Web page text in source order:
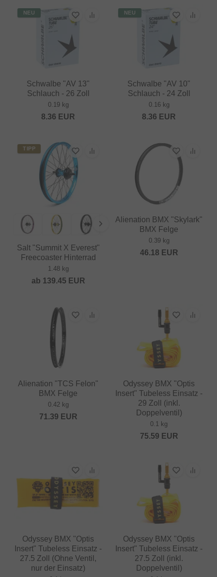
NEU
Schwalbe "AV 13"
Schlauch - 26 Zoll
0.19 kg
8.36 EUR
NEU
Schwalbe "AV 10"
Schlauch - 24 Zoll
0.16 kg
8.36 EUR
TIPP
Salt "Summit X Everest"
Freecoaster Hinterrad
1.48 kg
ab 139.45 EUR
Alienation BMX "Skylark"
BMX Felge
0.39 kg
46.18 EUR
Alienation "TCS Felon"
BMX Felge
0.42 kg
71.39 EUR
Odyssey BMX "Optis
Insert" Tubeless Einsatz -
29 Zoll (inkl.
Doppelventil)
0.1 kg
75.59 EUR
Odyssey BMX "Optis
Insert" Tubeless Einsatz -
27.5 Zoll (Ohne Ventil,
nur der Einsatz)
Odyssey BMX "Optis
Insert" Tubeless Einsatz -
27.5 Zoll (inkl.
Doppelventil)